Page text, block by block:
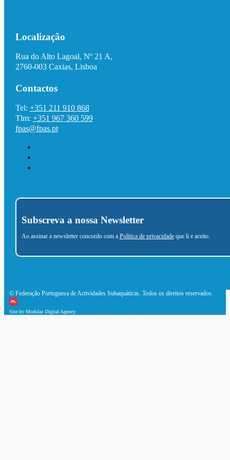
Localização
Rua do Alto Lagoal, Nº 21 A,
2760-003 Caxias, Lisboa
Contactos
Tel: +351 211 910 868
Tlm: +351 967 360 599
fpas@fpas.pt
Subscreva a nossa Newsletter
Ao assinar a newsletter concordo com a Política de privacidadeque li e aceito.
© Federação Portuguesa de Actividades Subaquáticas. Todos os direitos reservados.
Site by Modular Digital Agency.